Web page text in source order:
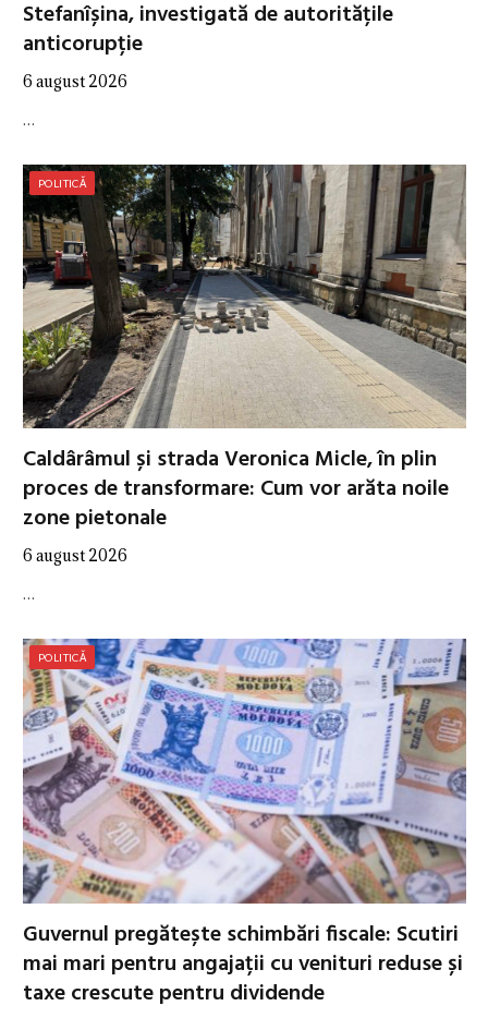
Stefanîșina, investigată de autoritățile
anticorupție
6 august 2026
…
POLITICĂ
Caldârâmul și strada Veronica Micle, în plin
proces de transformare: Cum vor arăta noile
zone pietonale
6 august 2026
…
POLITICĂ
Guvernul pregătește schimbări fiscale: Scutiri
mai mari pentru angajații cu venituri reduse și
taxe crescute pentru dividende